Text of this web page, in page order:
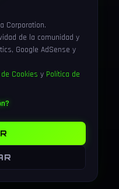
Corporation.
de la comunidad y
Google AdSense y
Cookies y Política de